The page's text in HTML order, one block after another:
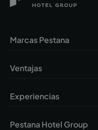
Marcas Pestana
Ventajas
Experiencias
Pestana Hotel Group